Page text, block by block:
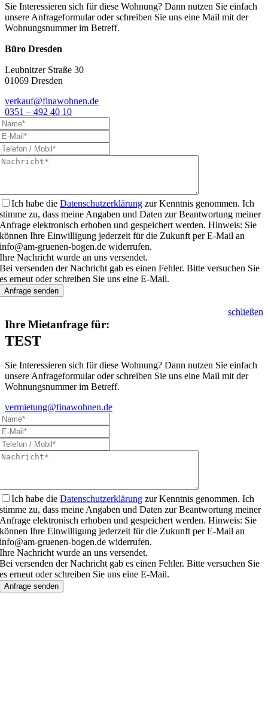
Sie Interessieren sich für diese Wohnung? Dann nutzen Sie einfach
unsere Anfrageformular oder schreiben Sie uns eine Mail mit der
Wohnungsnummer im Betreff.
Büro Dresden
Leubnitzer Straße 30
01069 Dresden
verkauf@finawohnen.de
0351 – 492 40 10
Ich habe dieDatenschutzerklärung zur Kenntnis genommen. Ich
stimme zu, dass meine Angaben und Daten zur Beantwortung meiner
Anfrage elektronisch erhoben und gespeichert werden. Hinweis: Sie
können Ihre Einwilligung jederzeit für die Zukunft per E-Mail an
info@am-gruenen-bogen.de widerrufen.
Ihre Nachricht wurde an uns versendet.
Bei versenden der Nachricht gab es einen Fehler. Bitte versuchen Sie
es erneut oder schreiben Sie uns eine E-Mail.
Anfrage senden
schließen
Ihre Mietanfrage für:
TEST
Sie Interessieren sich für diese Wohnung? Dann nutzen Sie einfach
unsere Anfrageformular oder schreiben Sie uns eine Mail mit der
Wohnungsnummer im Betreff.
vermietung@finawohnen.de
Ich habe dieDatenschutzerklärung zur Kenntnis genommen. Ich
stimme zu, dass meine Angaben und Daten zur Beantwortung meiner
Anfrage elektronisch erhoben und gespeichert werden. Hinweis: Sie
können Ihre Einwilligung jederzeit für die Zukunft per E-Mail an
info@am-gruenen-bogen.de widerrufen.
Ihre Nachricht wurde an uns versendet.
Bei versenden der Nachricht gab es einen Fehler. Bitte versuchen Sie
es erneut oder schreiben Sie uns eine E-Mail.
Anfrage senden